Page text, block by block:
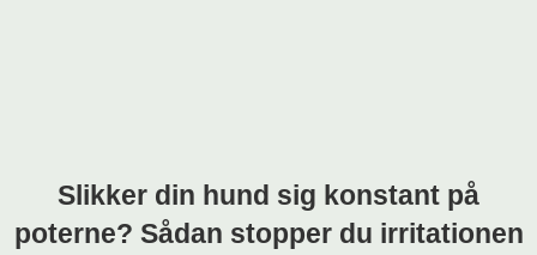
Slikker din hund sig konstant på
poterne? Sådan stopper du irritationen